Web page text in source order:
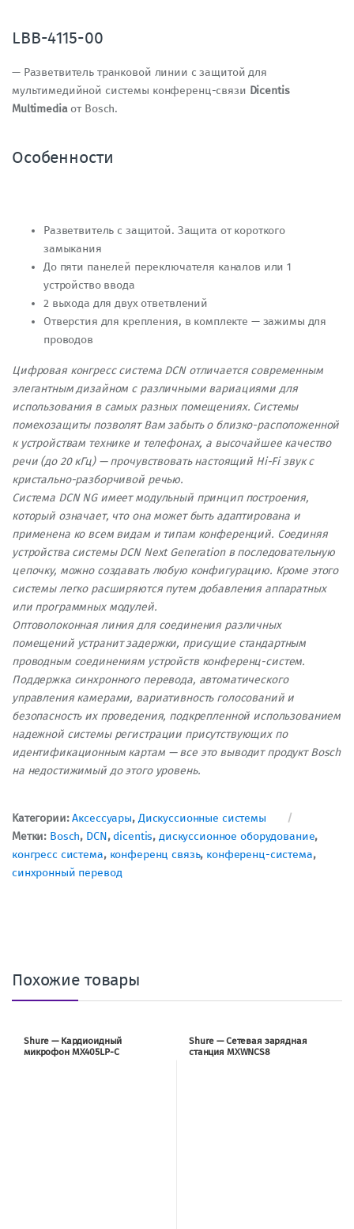
LBB-4115-00
— Разветвитель транковой линии с защитой для
мультимедийной системы конференц-связи Dicentis
Multimediaот Bosch.
Особенности
Разветвитель с защитой. Защита от короткого
замыкания
До пяти панелей переключателя каналов или 1
устройство ввода
2 выхода для двух ответвлений
Отверстия для крепления, в комплекте — зажимы для
проводов
Цифровая конгресс система DCN отличается современным
элегантным дизайном с различными вариациями для
использования в самых разных помещениях. Системы
помехозащиты позволят Вам забыть о близко-расположенной
к устройствам технике и телефонах, а высочайшее качество
речи (до 20 кГц) — прочувствовать настоящий Hi-Fi звук с
кристально-разборчивой речью.
Система DCN NG имеет модульный принцип построения,
который означает, что она может быть адаптирована и
применена ко всем видам и типам конференций. Соединяя
устройства системы DCN Next Generation в последовательную
цепочку, можно создавать любую конфигурацию. Кроме этого
системы легко расширяются путем добавления аппаратных
или программных модулей.
Оптоволоконная линия для соединения различных
помещений устранит задержки, присущие стандартным
проводным соединениям устройств конференц-систем.
Поддержка синхронного перевода, автоматического
управления камерами, вариативность голосований и
безопасность их проведения, подкрепленной использованием
надежной системы регистрации присутствующих по
идентификационным картам — все это выводит продукт Bosch
на недостижимый до этого уровень.
Категории:Аксессуары, Дискуссионные системы
Метки: Bosch, DCN,dicentis,дискуссионное оборудование,
конгресс система, конференц связь, конференц-система,
синхронный перевод
Похожие товары
Shure — Кардиоидный
микрофон MX405LP-C
Shure — Сетевая зарядная
станция MXWNCS8